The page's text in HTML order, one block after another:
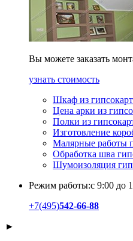
Вы можете заказать
узнать стоимость
Шкаф из
Цена арки из
Полки из
Изготовление
Малярные работы
Обработка шва
Шумоизоляция
Режим работы:с 9:00 до
+7(495)542-66-88
►